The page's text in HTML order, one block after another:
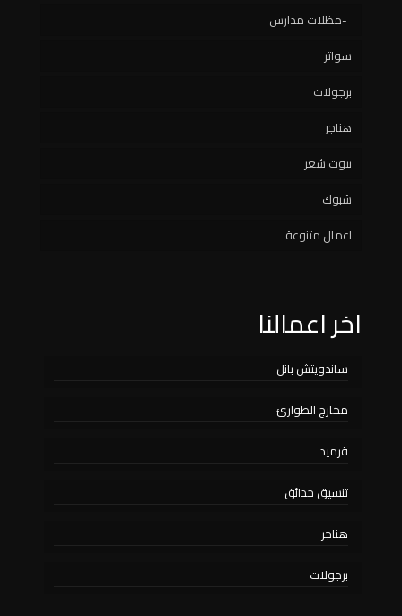
مظلات مدارس
سواتر
سواتر خشبية
سواتر حديد
سواتر قماش
سواتر مدارس
برجولات
هناجر
بيوت شعر
شبوك
اعمال متنوعة
اخر اعمالنا
ساندويتش بانل
مخارج الطوارئ
قرميد
تنسيق حدائق
هناجر
برجولات